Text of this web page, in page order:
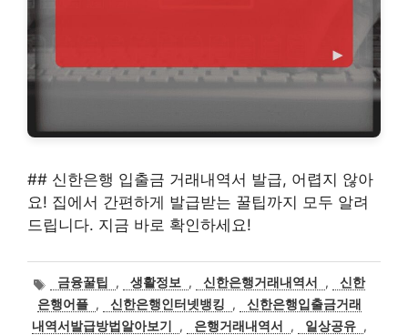
## 신한은행 입출금 거래내역서 발급, 어렵지 않아
요! 집에서 간편하게 발급받는 꿀팁까지 모두 알려
드립니다. 지금 바로 확인하세요!
태
그
금융꿀팁 , 생활정보 , 신한은행거래내역서 ,
신한
은행어플 , 신한은행인터넷뱅킹 ,
신한은행입출금거래
내역서발급방법알아보기
, 은행거래내역서 , 일상공유 ,